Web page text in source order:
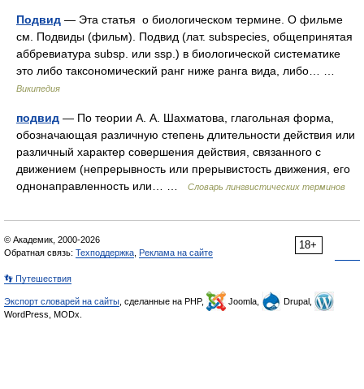
Подвид — Эта статья о биологическом термине. О фильме
см. Подвиды (фильм). Подвид (лат. subspecies, общепринятая
аббревиатура subsp. или ssp.) в биологической систематике
это либо таксономический ранг ниже ранга вида, либо… …
Википедия
подвид — По теории А. А. Шахматова, глагольная форма,
обозначающая различную степень длительности действия или
различный характер совершения действия, связанного с
движением (непрерывность или прерывистость движения, его
однонаправленность или… …
Словарь лингвистических терминов
18+
© Академик, 2000-2026
Обратная связь: Техподдержка Реклама на сайте
👣 Путешествия
Экспорт словарей на сайты , сделанные на PHP, Joomla,
Drupal,
WordPress, MODx.